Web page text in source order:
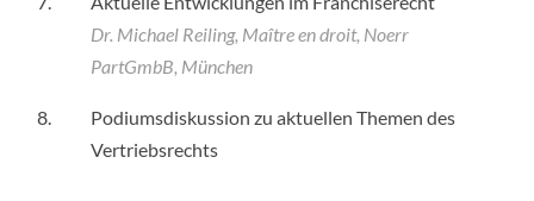
Dr. Michael Reiling, Maître en droit, Noerr
PartGmbB, München
8.
Podiumsdiskussion zu aktuellen Themen des
Vertriebsrechts